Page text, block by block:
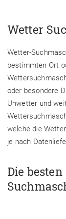
Wetter
Wetter-
bestimmten Ort
oder besondere
Unwetter und
welche die
je nach
Die